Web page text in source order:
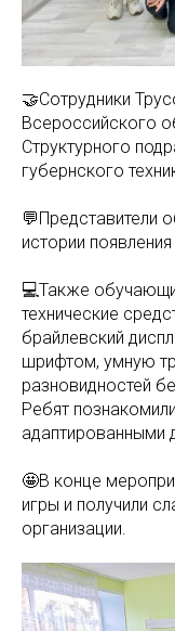
🤝Сотрудники
Всероссийского
Структурного
губернского
💬Представители
истории
💻Также
технические
брайлевский
шрифтом, умную
разновидностей
Ребят
адаптированными
🤩В конце
игры и получили
организации.